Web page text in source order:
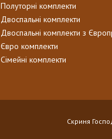
Полуторні комплекти
Двоспальні комплекти
Двоспальні комплекти з
Євро комплекти
Сімейні комплекти